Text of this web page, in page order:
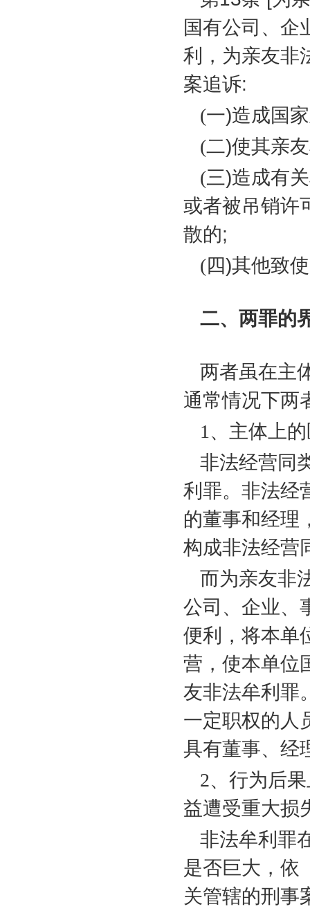
国有公司、企
利，为亲友非
案追诉:
(一)造成国
(二)使其亲
(三)造成有
或者被吊销许
散的;
(四)其他致
二、两罪的
两者虽在主
通常情况下两
1 、主体上
非法经营同
利罪。非法经
的董事和经理
构成非法经营
而为亲友非
公司、企业、
便利，将本单
营，使本单位
友非法牟利罪
一定职权的人
具有董事、经
2、行为后
益遭受重大损
非法牟利罪
是否巨大，依
关管辖的刑事